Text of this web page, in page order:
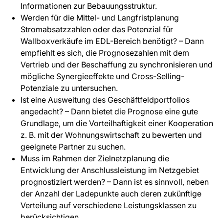
Informationen zur Bebauungsstruktur.
Werden für die Mittel- und Langfristplanung
Stromabsatzzahlen oder das Potenzial für
Wallboxverkäufe im EDL-Bereich benötigt? – Dann
empfiehlt es sich, die Prognosezahlen mit dem
Vertrieb und der Beschaffung zu synchronisieren und
mögliche Synergieeffekte und Cross-Selling-
Potenziale zu untersuchen.
Ist eine Ausweitung des Geschäftfeldportfolios
angedacht? – Dann bietet die Prognose eine gute
Grundlage, um die Vorteilhaftigkeit einer Kooperation
z. B. mit der Wohnungswirtschaft zu bewerten und
geeignete Partner zu suchen.
Muss im Rahmen der Zielnetzplanung die
Entwicklung der Anschlussleistung im Netzgebiet
prognostiziert werden? – Dann ist es sinnvoll, neben
der Anzahl der Ladepunkte auch deren zukünftige
Verteilung auf verschiedene Leistungsklassen zu